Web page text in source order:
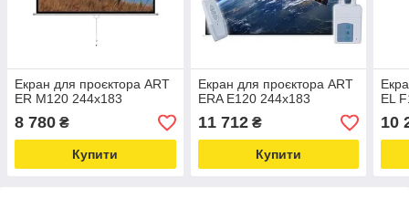
Екран для проєктора ART
ER M120 244x183
8 780 ₴
Купити
Екран для проєктора ART
ERA E120 244x183
11 712₴
Купити
EL
10